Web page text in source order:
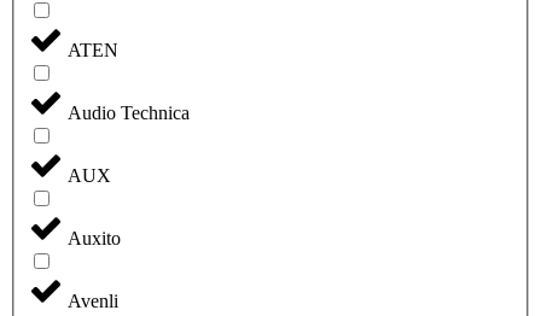
ATEN
Audio Technica
AUX
Auxito
Avenli